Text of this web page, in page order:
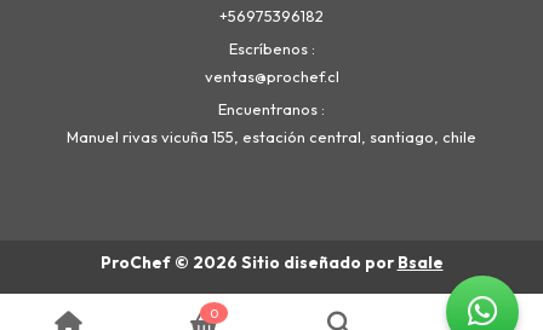
+56975396182
Escríbenos
ventas@prochef.cl
Encuentranos
Manuel rivas vicuña 155, estación central, santiago, chile
ProChef © 2026 Sitio diseñado por Bsale
0